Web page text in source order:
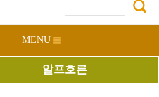
MENU
알프호른